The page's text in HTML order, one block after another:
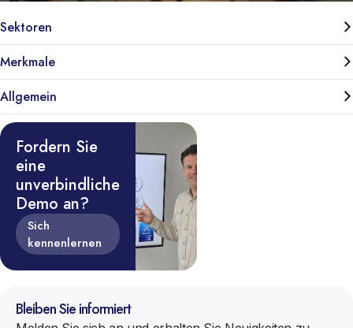
Sektoren
Merkmale
Allgemein
Fordern Sie
eine
unverbindliche
Demo an?
Sich
kennenlernen
Bleiben Sie informiert